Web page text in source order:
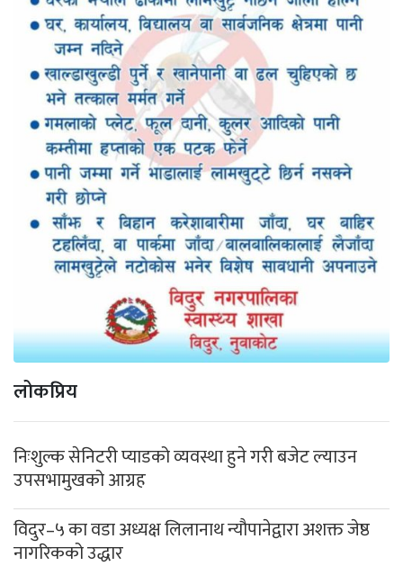
लोकप्रिय
निःशुल्क सेनिटरी प्याडको व्यवस्था हुने गरी बजेट ल्याउन
उपसभामुखको आग्रह
विदुर–५ का वडा अध्यक्ष लिलानाथ न्यौपानेद्वारा अशक्त जेष्ठ
नागरिकको उद्धार